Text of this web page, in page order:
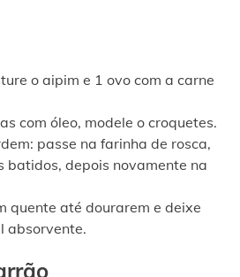
o aipim e 1 ovo com a carne
com óleo, modele o croquetes.
passe na farinha de rosca,
batidos, depois novamente na
quente até dourarem e deixe
absorvente.